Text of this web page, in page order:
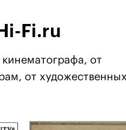
Fi.ru
от
от